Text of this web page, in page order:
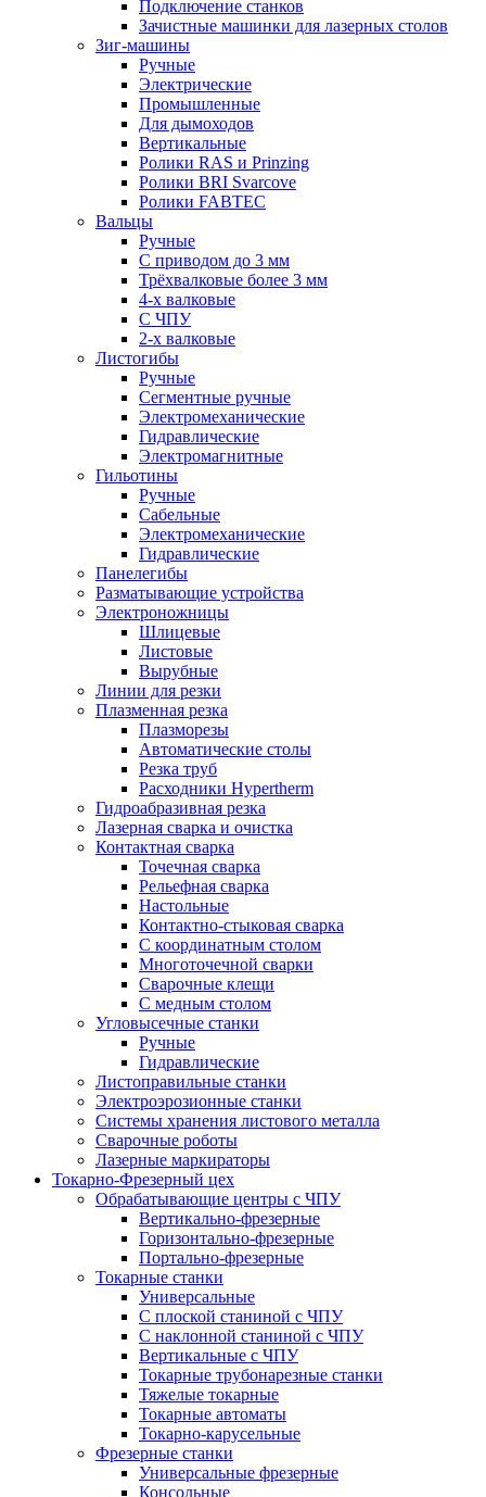
Подключение станков
Зачистные машинки для лазерных столов
Зиг-машины
Ручные
Электрические
Промышленные
Для дымоходов
Вертикальные
Ролики RAS и Prinzing
Ролики BRI Svarcove
Ролики FABTEC
Вальцы
Ручные
С приводом до 3 мм
Трёхвалковые более 3 мм
4-х валковые
С ЧПУ
2-х валковые
Листогибы
Ручные
Сегментные ручные
Электромеханические
Гидравлические
Электромагнитные
Гильотины
Ручные
Сабельные
Электромеханические
Гидравлические
Панелегибы
Разматывающие устройства
Электроножницы
Шлицевые
Листовые
Вырубные
Линии для резки
Плазменная резка
Плазморезы
Автоматические столы
Резка труб
Расходники Hypertherm
Гидроабразивная резка
Лазерная сварка и очистка
Контактная сварка
Точечная сварка
Рельефная сварка
Настольные
Контактно-стыковая сварка
С координатным столом
Многоточечной сварки
Сварочные клещи
С медным столом
Угловысечные станки
Ручные
Гидравлические
Листоправильные станки
Электроэрозионные станки
Системы хранения листового металла
Сварочные роботы
Лазерные маркираторы
Токарно-Фрезерный цех
Обрабатывающие центры с ЧПУ
Вертикально-фрезерные
Горизонтально-фрезерные
Портально-фрезерные
Токарные станки
Универсальные
С плоской станиной с ЧПУ
С наклонной станиной с ЧПУ
Вертикальные с ЧПУ
Токарные трубонарезные станки
Тяжелые токарные
Токарные автоматы
Токарно-карусельные
Фрезерные станки
Универсальные фрезерные
Консольные